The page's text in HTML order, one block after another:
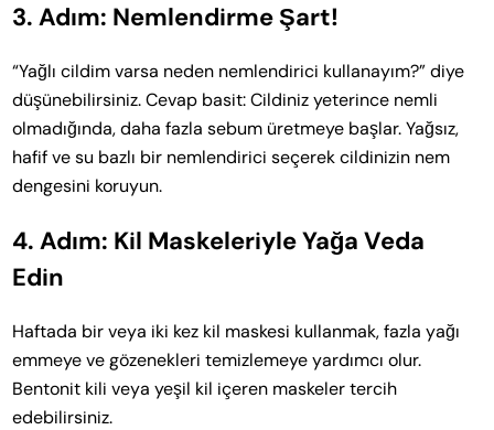
3. Adım: Nemlendirme Şart!
“Yağlı cildim varsa neden nemlendirici kullanayım?” diye
düşünebilirsiniz. Cevap basit: Cildiniz yeterince nemli
olmadığında, daha fazla sebum üretmeye başlar. Yağsız,
hafif ve su bazlı bir nemlendirici seçerek cildinizin nem
dengesini koruyun.
4. Adım: Kil Maskeleriyle Yağa Veda
Edin
Haftada bir veya iki kez kil maskesi kullanmak, fazla yağı
emmeye ve gözenekleri temizlemeye yardımcı olur.
Bentonit kili veya yeşil kil içeren maskeler tercih
edebilirsiniz.